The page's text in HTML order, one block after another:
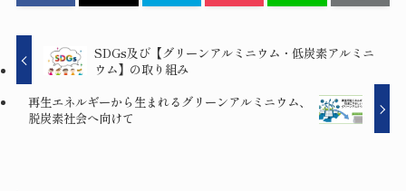
SDGs及び【グリーンアルミニウム・低炭素アルミニ
ウム】の取り組み
再生エネルギーから生まれるグリーンアルミニウム、
脱炭素社会へ向けて